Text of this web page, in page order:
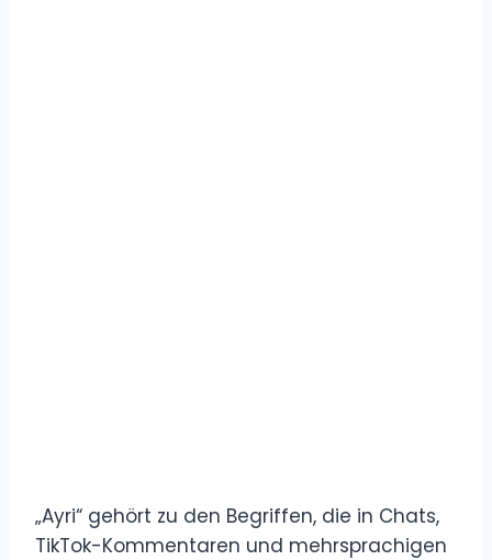
„Ayri“ gehört zu den Begriffen, die in Chats,
TikTok-Kommentaren und mehrsprachigen